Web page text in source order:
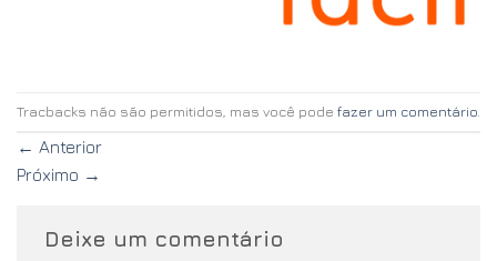
Tracbacks não são permitidos, mas você pode fazer um comentário
← Anterior
Próximo →
Deixe um comentário